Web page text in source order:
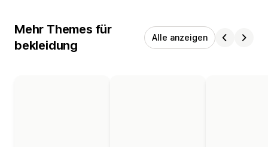
Mehr Themes für
bekleidung
Alle anzeigen